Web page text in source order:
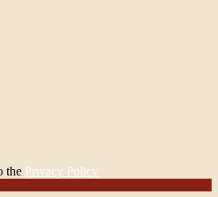
the Privacy Policy